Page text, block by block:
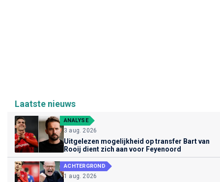
Laatste nieuws
ANALYSE
3 aug. 2026
Uitgelezen mogelijkheid op transfer Bart van
Rooij dient zich aan voor Feyenoord
ACHTERGROND
1 aug. 2026